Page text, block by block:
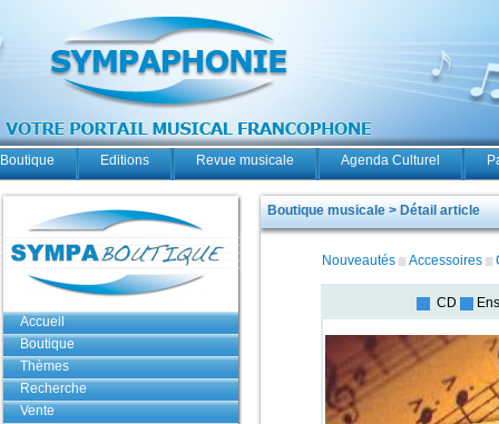
Boutique Editions Revue musicale Agenda Culturel
Accueil
Boutique
Thèmes
Recherche
Vente
Boutique musicale > Détail article
Nouveautés Accessoires
CD